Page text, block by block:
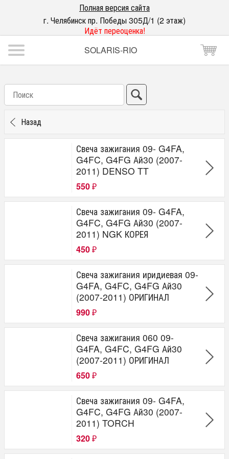
Полная версия сайта
г. Челябинск пр. Победы 305Д/1 (2 этаж)
Идёт переоценка!
SOLARIS-RIO
Назад
Свеча зажигания 09- G4FA,
G4FC, G4FG Ай30 (2007-
2011) DENSO TT
550 ₽
Свеча зажигания 09- G4FA,
G4FC, G4FG Ай30 (2007-
2011) NGK КОРЕЯ
450 ₽
Свеча зажигания иридиевая 09-
G4FA, G4FC, G4FG Ай30
(2007-2011) ОРИГИНАЛ
990 ₽
Свеча зажигания 060 09-
G4FA, G4FC, G4FG Ай30
(2007-2011) ОРИГИНАЛ
650 ₽
Свеча зажигания 09- G4FA,
G4FC, G4FG Ай30 (2007-
2011) TORCH
320 ₽